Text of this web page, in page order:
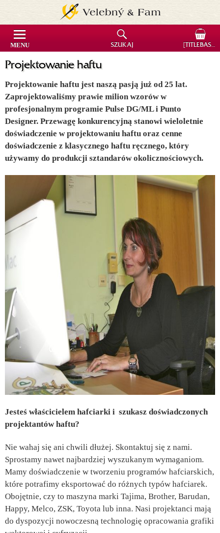
Projektowanie haftu
Projektowanie haftu jest naszą pasją już od 25 lat.
Zaprojektowaliśmy prawie milion wzorów w
profesjonalnym programie Pulse DG/ML i Punto
Designer. Przewagę konkurencyjną stanowi wieloletnie
doświadczenie w projektowaniu haftu oraz cenne
doświadczenie z klasycznego haftu ręcznego, który
używamy do produkcji sztandarów okolicznościowych.
Jesteś właścicielem hafciarki i szukasz doświadczonych
projektantów haftu?
Nie wahaj się ani chwili dłużej. Skontaktuj się z nami.
Sprostamy nawet najbardziej wyszukanym wymaganiom.
Mamy doświadczenie w tworzeniu programów hafciarskich,
które potrafimy eksportować do różnych typów hafciarek.
Obojętnie, czy to maszyna marki Tajima, Brother, Barudan,
Happy, Melco, ZSK, Toyota lub inna. Nasi projektanci mają
do dyspozycji nowoczesną technologię opracowania grafiki
MENU SZUKAJ [TITLEBASKET]